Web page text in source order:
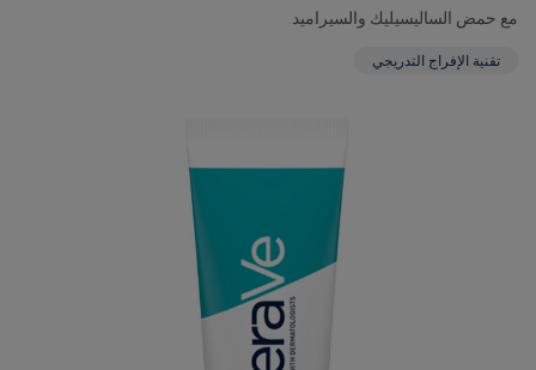
مع حمض الساليسيليك والسيراميد
تقنية الإفراج التدريجي